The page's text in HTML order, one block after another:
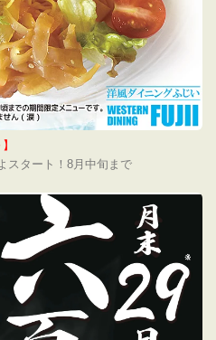
スタート！8月中旬まで